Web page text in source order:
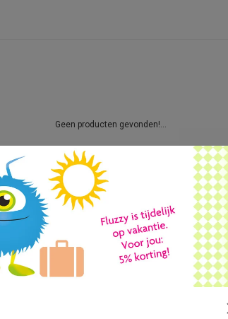
Geen producten gevonden!...